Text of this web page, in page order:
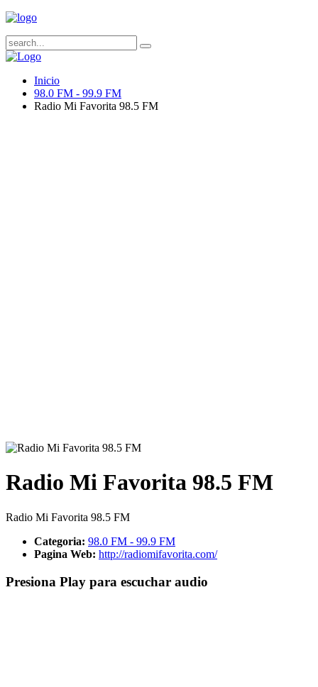
Inicio
98.0 FM - 99.9 FM
Radio Mi Favorita 98.5 FM
Radio Mi Favorita 98.5 FM
Radio Mi Favorita 98.5 FM
Categoria: 98.0 FM - 99.9 FM
Pagina Web: http://radiomifavorita.com/
Presiona Play para escuchar audio